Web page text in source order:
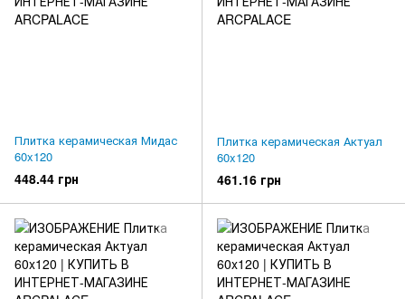
Плитка керамическая Мидас
60x120
448.44 грн
Плитка керамическая Актуал
60x120
461.16 грн